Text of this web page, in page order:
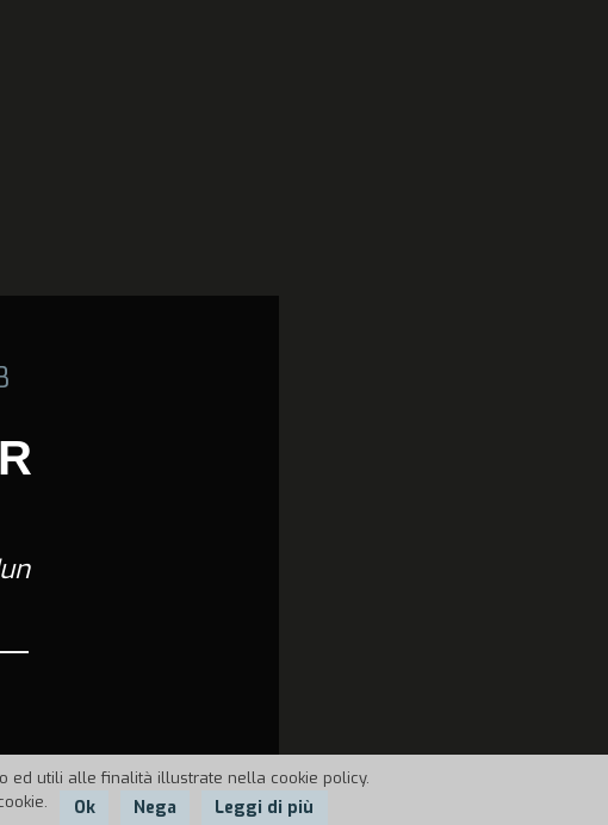
ed utili alle finalità illustrate nella cookie policy.
Ok Nega Leggi di più